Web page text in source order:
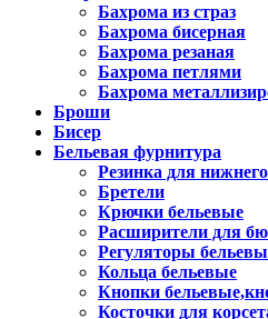
Бахрома из страз
Бахрома бисерная
Бахрома резаная
Бахрома петлями
Бахрома
Броши
Бисер
Бельевая фурнитура
Резинка для
Бретели
Крючки бельевые
Расширители для
Регуляторы
Кольца бельевые
Кнопки
Косточки для